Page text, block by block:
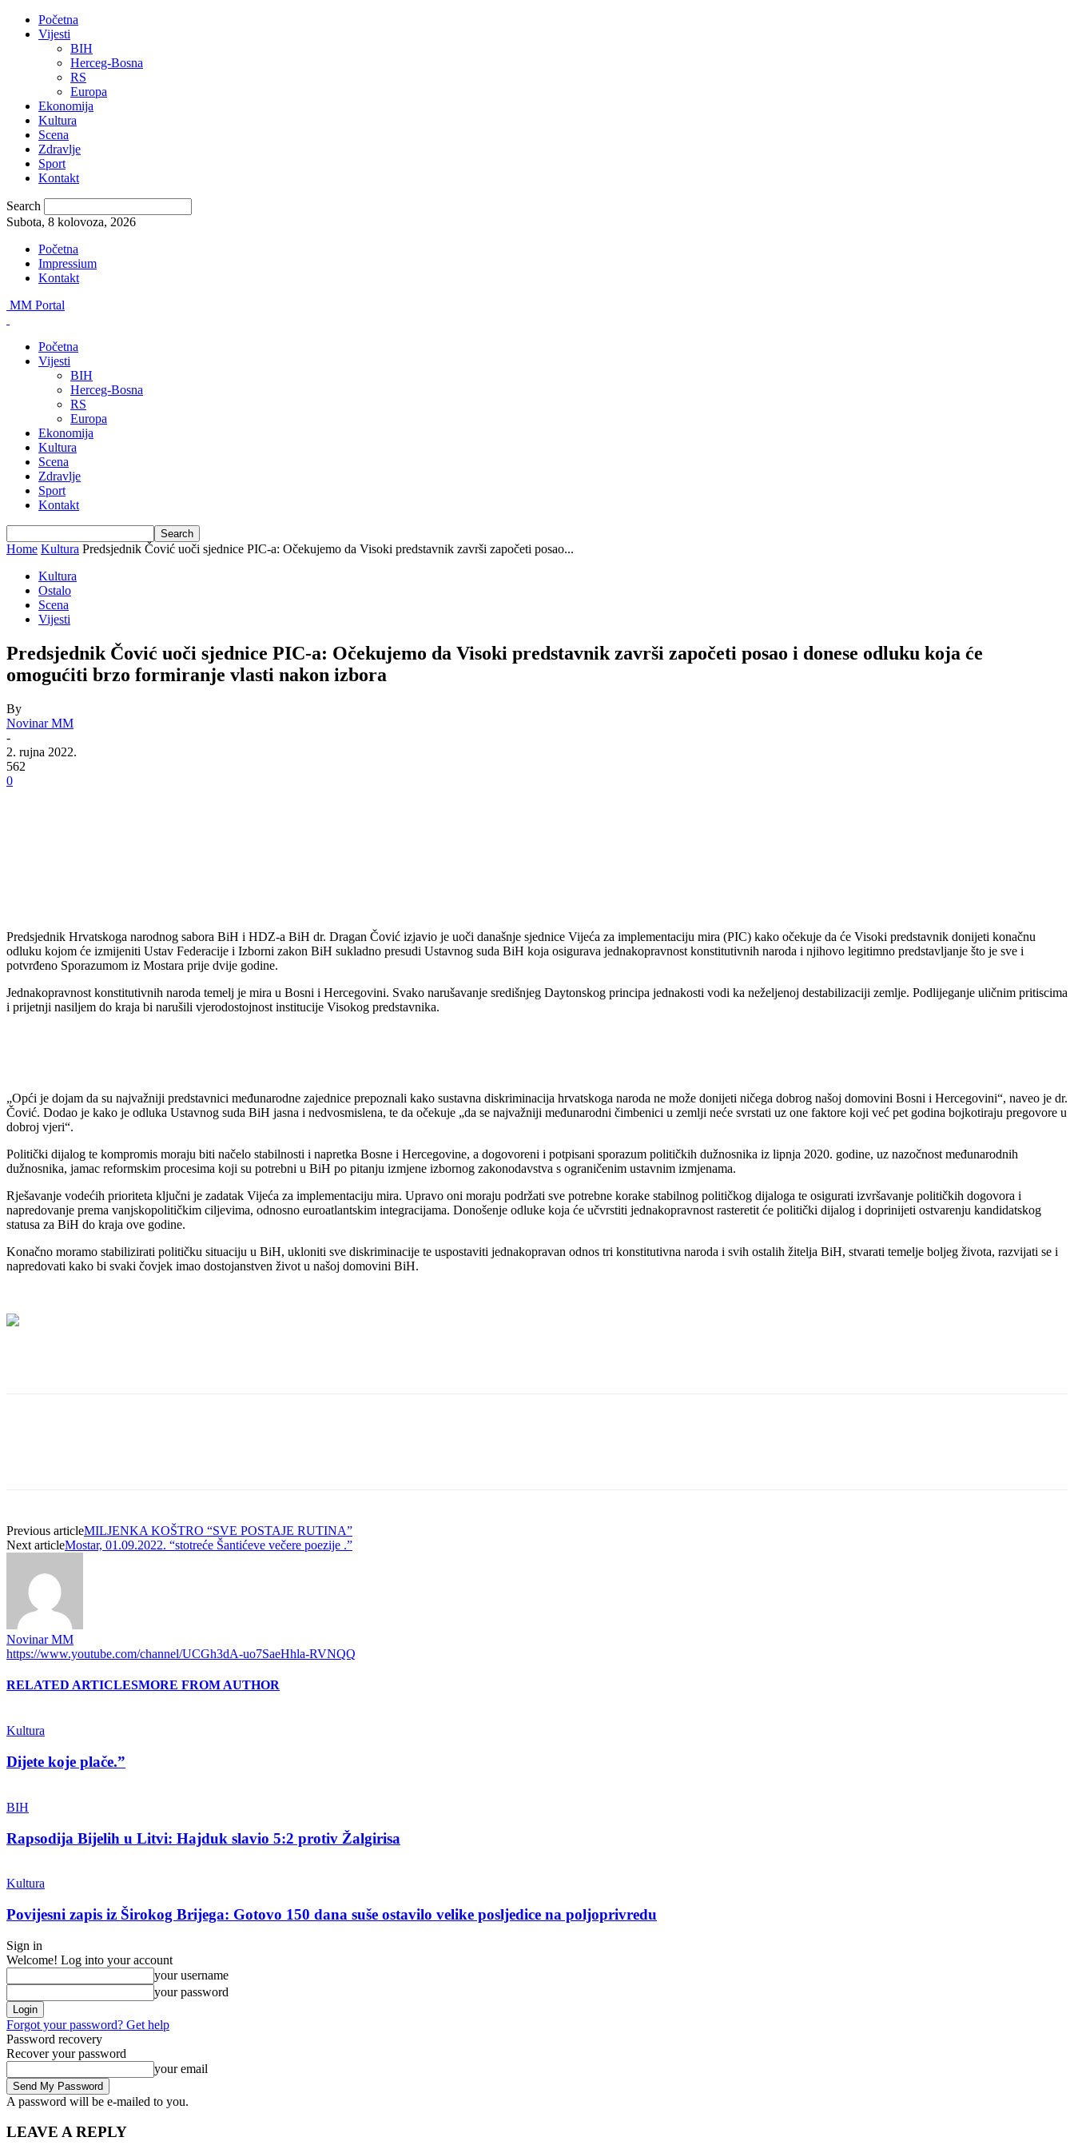
Početna
Vijesti
BIH
Herceg-Bosna
RS
Europa
Ekonomija
Kultura
Scena
Zdravlje
Sport
Kontakt
Search
Subota, 8 kolovoza, 2026
Početna
Impressium
Kontakt
MM Portal
Početna
Vijesti
BIH
Herceg-Bosna
RS
Europa
Ekonomija
Kultura
Scena
Zdravlje
Sport
Kontakt
Home Kultura Predsjednik Čović uoči sjednice PIC-a: Očekujemo da Visoki predstavnik završi započeti posao...
Kultura
Ostalo
Scena
Vijesti
Predsjednik Čović uoči sjednice PIC-a: Očekujemo da Visoki predstavnik završi započeti posao i donese odluku koja će
omogućiti brzo formiranje vlasti nakon izbora
By
Novinar MM
-
2. rujna 2022.
562
0
Predsjednik Hrvatskoga narodnog sabora BiH i HDZ-a BiH dr. Dragan Čović izjavio je uoči današnje sjednice Vijeća za implementaciju mira (PIC) kako očekuje da će Visoki predstavnik donijeti konačnu
odluku kojom će izmijeniti Ustav Federacije i Izborni zakon BiH sukladno presudi Ustavnog suda BiH koja osigurava jednakopravnost konstitutivnih naroda i njihovo legitimno predstavljanje što je sve i
potvrđeno Sporazumom iz Mostara prije dvije godine.
Jednakopravnost konstitutivnih naroda temelj je mira u Bosni i Hercegovini. Svako narušavanje središnjeg Daytonskog principa jednakosti vodi ka neželjenoj destabilizaciji zemlje. Podlijeganje uličnim pritiscima
i prijetnji nasiljem do kraja bi narušili vjerodostojnost institucije Visokog predstavnika.
„Opći je dojam da su najvažniji predstavnici međunarodne zajednice prepoznali kako sustavna diskriminacija hrvatskoga naroda ne može donijeti ničega dobrog našoj domovini Bosni i Hercegovini“, naveo je dr.
Čović. Dodao je kako je odluka Ustavnog suda BiH jasna i nedvosmislena, te da očekuje „da se najvažniji međunarodni čimbenici u zemlji neće svrstati uz one faktore koji već pet godina bojkotiraju pregovore u
dobroj vjeri“.
Politički dijalog te kompromis moraju biti načelo stabilnosti i napretka Bosne i Hercegovine, a dogovoreni i potpisani sporazum političkih dužnosnika iz lipnja 2020. godine, uz nazočnost međunarodnih
dužnosnika, jamac reformskim procesima koji su potrebni u BiH po pitanju izmjene izbornog zakonodavstva s ograničenim ustavnim izmjenama.
Rješavanje vodećih prioriteta ključni je zadatak Vijeća za implementaciju mira. Upravo oni moraju podržati sve potrebne korake stabilnog političkog dijaloga te osigurati izvršavanje političkih dogovora i
napredovanje prema vanjskopolitičkim ciljevima, odnosno euroatlantskim integracijama. Donošenje odluke koja će učvrstiti jednakopravnost rasteretit će politički dijalog i doprinijeti ostvarenju kandidatskog
statusa za BiH do kraja ove godine.
Konačno moramo stabilizirati političku situaciju u BiH, ukloniti sve diskriminacije te uspostaviti jednakopravan odnos tri konstitutivna naroda i svih ostalih žitelja BiH, stvarati temelje boljeg života, razvijati se i
napredovati kako bi svaki čovjek imao dostojanstven život u našoj domovini BiH.
Previous articleMILJENKA KOŠTRO “SVE POSTAJE RUTINA”
Next articleMostar, 01.09.2022. “stotreće Šantićeve večere poezije .”
Novinar MM
https://www.youtube.com/channel/UCGh3dA-uo7SaeHhla-RVNQQ
RELATED ARTICLESMORE FROM AUTHOR
Kultura
Dijete koje plače.”
BIH
Rapsodija Bijelih u Litvi: Hajduk slavio 5:2 protiv Žalgirisa
Kultura
Povijesni zapis iz Širokog Brijega: Gotovo 150 dana suše ostavilo velike posljedice na poljoprivredu
Sign in
Welcome! Log into your account
your username
your password
Forgot your password? Get help
Password recovery
Recover your password
your email
A password will be e-mailed to you.
LEAVE A REPLY